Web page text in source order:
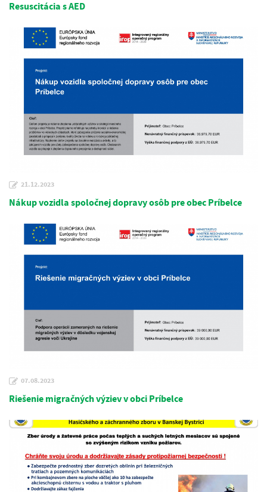
Resuscitácia s AED
21.12.2023
Nákup vozidla spoločnej dopravy osôb pre obec Príbelce
07.08.2023
Riešenie migračných výziev v obci Príbelce